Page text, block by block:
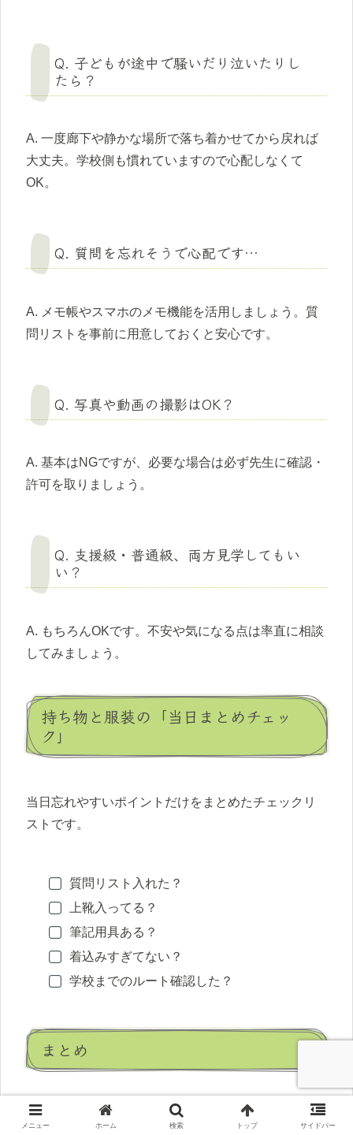
Q. 子どもが途中で騒いだり泣いたりし
たら？
A. 一度廊下や静かな場所で落ち着かせてから戻れば
大丈夫。学校側も慣れていますので心配しなくて
OK。
Q. 質問を忘れそうで心配です…
A. メモ帳やスマホのメモ機能を活用しましょう。質
問リストを事前に用意しておくと安心です。
Q. 写真や動画の撮影はOK？
A. 基本はNGですが、必要な場合は必ず先生に確認・
許可を取りましょう。
Q. 支援級・普通級、両方見学してもい
い？
A. もちろんOKです。不安や気になる点は率直に相談
してみましょう。
持ち物と服装の「当日まとめチェッ
ク」
当日忘れやすいポイントだけをまとめたチェックリ
ストです。
質問リスト入れた？
上靴入ってる？
筆記用具ある？
着込みすぎてない？
学校までのルート確認した？
まとめ
学校見学の準備は、当日の安心感を作る“最初の一
メニュー ホーム 検索 トップ サイドバー